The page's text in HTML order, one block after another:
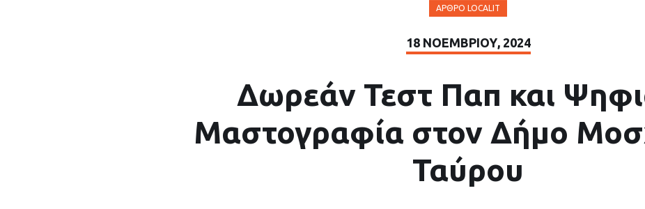
ΆΡΘΡΟ LOCALIT
18 ΝΟΕΜΒΡΊΟΥ, 2024
Δωρεάν Τεστ Παπ και
Μαστογραφία στον Δήμο
Ταύρου